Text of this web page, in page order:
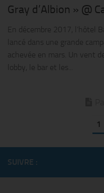
Gray d’Albion » @
En décembre 2017, l’hôtel
lancé dans une grande
achevée en mars. Un vent
lobby, le bar et les...
1
SUIVRE :